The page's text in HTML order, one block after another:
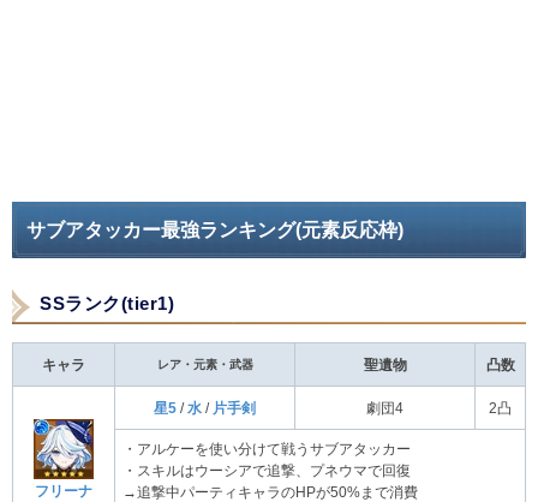
サブアタッカー最強ランキング(元素反応枠)
SSランク(tier1)
キャラ レア・元素・武器 聖遺物 凸数
フリーナ
星5 /水 / 片手剣 劇団4 2凸
・アルケーを使い分けて戦うサブアタッカー
・スキルはウーシアで追撃、プネウマで回復
→追撃中パーティキャラのHPが50%まで消費